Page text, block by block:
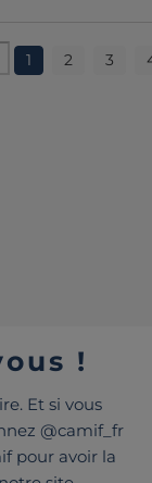
1 2 3
!
Et si vous
@camif_fr
pour avoir la